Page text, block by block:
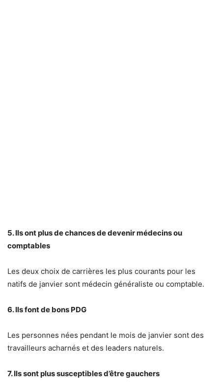
5. Ils ont plus de chances de devenir médecins ou
comptables
Les deux choix de carrières les plus courants pour les
natifs de janvier sont médecin généraliste ou comptable.
6. Ils font de bons PDG
Les personnes nées pendant le mois de janvier sont des
travailleurs acharnés et des leaders naturels.
7. Ils sont plus susceptibles d’être gauchers